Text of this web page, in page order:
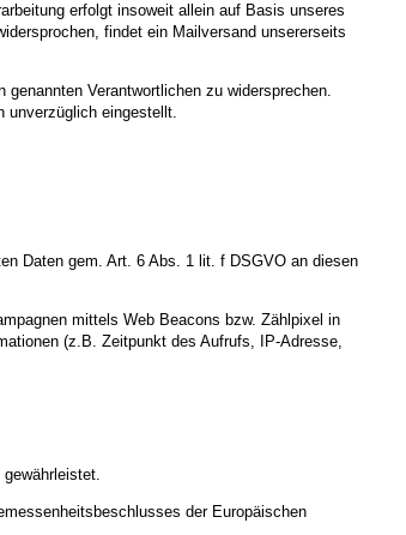
erfolgt insoweit allein auf Basis unseres
findet ein Mailversand unsererseits
Verantwortlichen zu widersprechen.
unverzüglich eingestellt.
Daten gem. Art. 6 Abs. 1 lit. f DSGVO an diesen
mittels Web Beacons bzw. Zählpixel in
(z.B. Zeitpunkt des Aufrufs, IP-Adresse,
der Europäischen